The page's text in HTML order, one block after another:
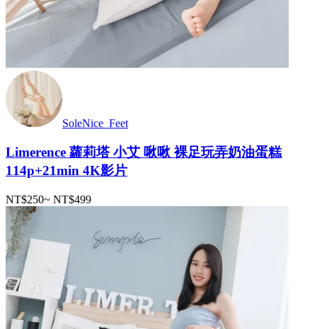
SoleNice_Feet
Limerence 蘿莉塔 小艾 啾啾 裸足玩弄奶油蛋糕
114p+21min 4K影片
NT$250~ NT$499